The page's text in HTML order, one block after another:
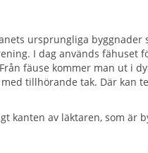
ursprungliga byggnader
I dag används fähuset
fäuse kommer man ut i
tillhörande tak. Där kan
kanten av läktaren, som är